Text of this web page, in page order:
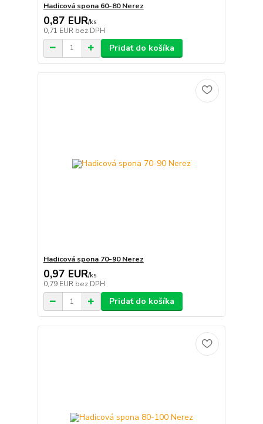
Hadicová spona 60-80 Nerez
0,87 EUR/ks
0,71 EUR bez DPH
Pridať do košíka
Hadicová spona 70-90 Nerez
0,97 EUR/ks
0,79 EUR bez DPH
Pridať do košíka